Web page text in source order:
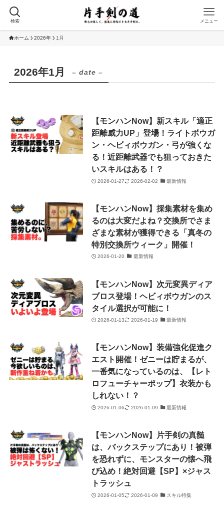
検索 メニュー
ホーム 2026年 1月
2026年1月 – date –
【モンハンNow】新スキル「適正
距離威力UP」登場！ライトボウガ
ン・ヘビィボウガン・弓が強くな
る！近距離武器でも狙っておきた
いスキルはある！？
2026-01-27 2026-02-02 最新情報
【モンハンNow】採集素材を集め
るのは大変だよね？交換所でさま
ざまな素材が獲得できる「真冬の
特別交換所ウィーク」開催！
2026-01-20 最新情報
【モンハンNow】次元変異ディア
ブロス登場！ヘビィボウガンのス
タイル選択が可能に！
2026-01-13 2026-01-19 最新情報
【モンハンNow】装備強化促進ク
エスト開催！ゼニーは貯まるが、
一番気になっているのは、【レト
ロフューチャーポップ】衣装かも
しれない！？
2026-01-06 2026-01-09 最新情報
【モンハンNow】片手剣の真髄
は、バックステップにあり！被弾
を恐れずに、モンスターの懐へ飛
び込め！絶対回避【SP】×ジャス
トラッシュ
2026-01-05 2026-01-09 スキル特集